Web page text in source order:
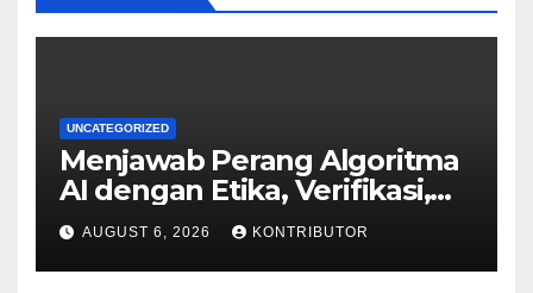
UNCATEGORIZED
Menjawab Perang Algoritma
AI dengan Etika, Verifikasi,
dan Media Tepercaya
AUGUST 6, 2026 KONTRIBUTOR